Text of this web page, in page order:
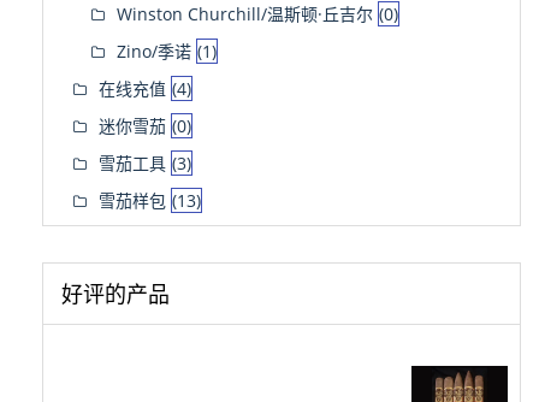
Winston Churchill/温斯顿·丘吉尔 (0)
Zino/季诺 (1)
在线充值 (4)
迷你雪茄 (0)
雪茄工具 (3)
雪茄样包 (13)
好评的产品